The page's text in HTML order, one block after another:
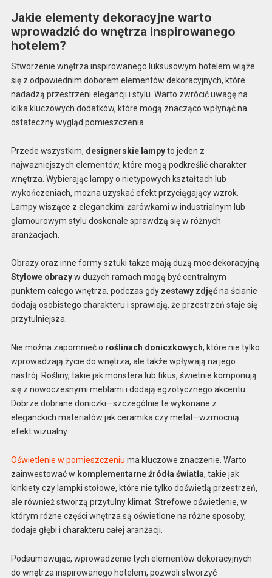
Jakie elementy dekoracyjne warto
wprowadzić do wnętrza inspirowanego
hotelem?
Stworzenie wnętrza inspirowanego luksusowym hotelem wiąże
się z odpowiednim doborem elementów dekoracyjnych, które
nadadzą przestrzeni elegancji i stylu. Warto zwrócić uwagę na
kilka kluczowych dodatków, które mogą znacząco wpłynąć na
ostateczny wygląd pomieszczenia.
Przede wszystkim, designerskie lampyto jeden z
najważniejszych elementów, które mogą podkreślić charakter
wnętrza. Wybierając lampy o nietypowych kształtach lub
wykończeniach, można uzyskać efekt przyciągający wzrok.
Lampy wiszące z eleganckimi żarówkami w industrialnym lub
glamourowym stylu doskonale sprawdzą się w różnych
aranżacjach.
Obrazy oraz inne formy sztuki także mają dużą moc dekoracyjną.
Stylowe obrazyw dużych ramach mogą być centralnym
punktem całego wnętrza, podczas gdy zestawy zdjęćna ścianie
dodają osobistego charakteru i sprawiają, że przestrzeń staje się
przytulniejsza.
Nie można zapomnieć o roślinach doniczkowych, które nie tylko
wprowadzają życie do wnętrza, ale także wpływają na jego
nastrój. Rośliny, takie jak monstera lub fikus, świetnie komponują
się z nowoczesnymi meblami i dodają egzotycznego akcentu.
Dobrze dobrane doniczki—szczególnie te wykonane z
eleganckich materiałów jak ceramika czy metal—wzmocnią
efekt wizualny.
Oświetlenie w pomieszczeniu ma kluczowe znaczenie. Warto
zainwestować w komplementarne źródła światła, takie jak
kinkiety czy lampki stołowe, które nie tylko doświetlą przestrzeń,
ale również stworzą przytulny klimat. Strefowe oświetlenie, w
którym różne części wnętrza są oświetlone na różne sposoby,
dodaje głębi i charakteru całej aranżacji.
Podsumowując, wprowadzenie tych elementów dekoracyjnych
do wnętrza inspirowanego hotelem, pozwoli stworzyć